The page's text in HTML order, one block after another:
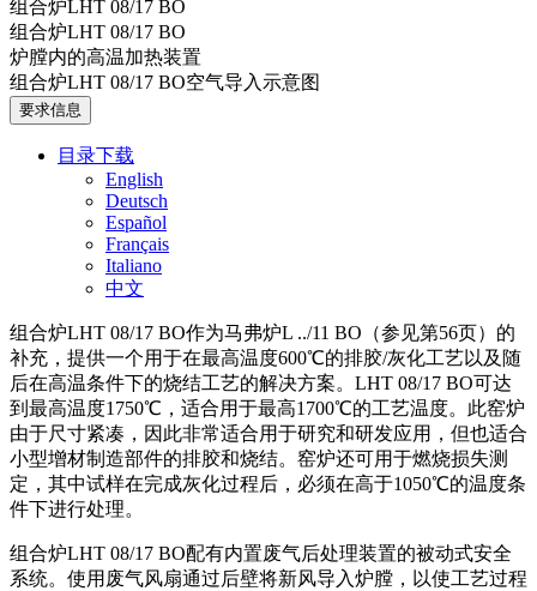
组合炉LHT 08/17 BO
组合炉LHT 08/17 BO
炉膛内的高温加热装置
组合炉LHT 08/17 BO空气导入示意图
要求信息
目录下载
English
Deutsch
Español
Français
Italiano
中文
组合炉LHT 08/17 BO作为马弗炉L ../11 BO（参见第56页）的
补充，提供一个用于在最高温度600℃的排胶/灰化工艺以及随
后在高温条件下的烧结工艺的解决方案。LHT 08/17 BO可达
到最高温度1750℃，适合用于最高1700℃的工艺温度。此窑炉
由于尺寸紧凑，因此非常适合用于研究和研发应用，但也适合
小型增材制造部件的排胶和烧结。窑炉还可用于燃烧损失测
定，其中试样在完成灰化过程后，必须在高于1050℃的温度条
件下进行处理。
组合炉LHT 08/17 BO配有内置废气后处理装置的被动式安全
系统。使用废气风扇通过后壁将新风导入炉膛，以使工艺过程